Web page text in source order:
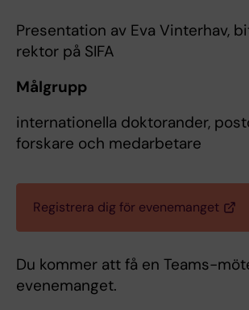
Presentation av Eva Vinterhav,
rektor på SIFA
Målgrupp
internationella doktorander,
forskare och medarbetare
Registrera dig för evenemanget
Du kommer att få en Teams-
evenemanget.